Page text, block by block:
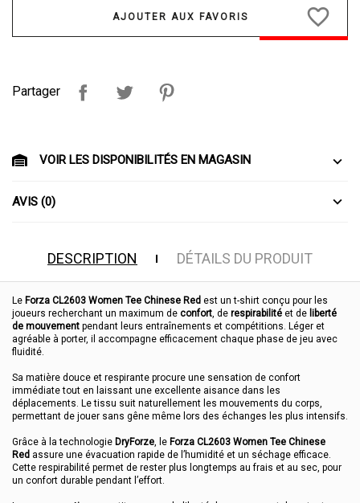
favorite_border
Partager
VOIR LES DISPONIBILITÉS EN MAGASIN
AVIS (0)
DESCRIPTION DÉTAILS DU PRODUIT
Le Forza CL2603 Women Tee Chinese Red est un t-shirt conçu pour les
joueurs recherchant un maximum de confort, de respirabilité et de liberté
de mouvement pendant leurs entraînements et compétitions. Léger et
agréable à porter, il accompagne efficacement chaque phase de jeu avec
fluidité.
Sa matière douce et respirante procure une sensation de confort
immédiate tout en laissant une excellente aisance dans les
déplacements. Le tissu suit naturellement les mouvements du corps,
permettant de jouer sans gêne même lors des échanges les plus intensifs.
Grâce à la technologie DryForze, le Forza CL2603 Women Tee Chinese
Red assure une évacuation rapide de l’humidité et un séchage efficace.
Cette respirabilité permet de rester plus longtemps au frais et au sec, pour
un confort durable pendant l’effort.